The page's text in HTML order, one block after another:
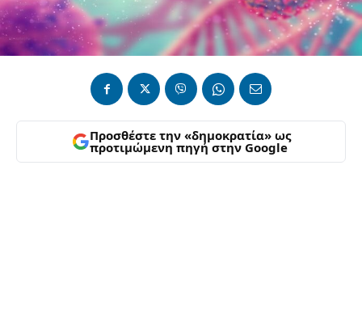
Προσθέστε την «δημοκρατία» ως
προτιμώμενη πηγή στην Google